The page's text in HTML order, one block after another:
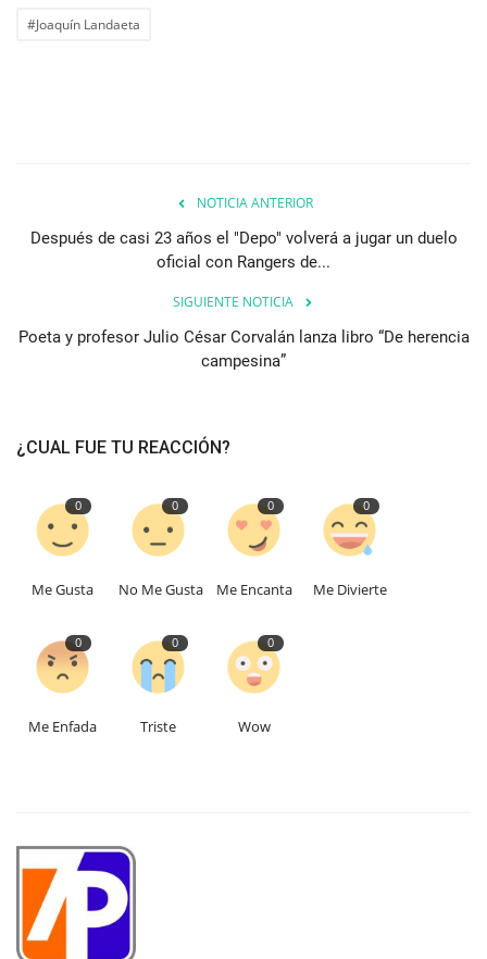
#Joaquín Landaeta
NOTICIA ANTERIOR
Después de casi 23 años el "Depo" volverá a jugar un duelo
oficial con Rangers de...
SIGUIENTE NOTICIA
Poeta y profesor Julio César Corvalán lanza libro “De herencia
campesina”
¿CUAL FUE TU REACCIÓN?
0
Me Gusta
0
No Me Gusta
0
Me Encanta
0
Me Divierte
0
Me Enfada
0
Triste
0
Wow